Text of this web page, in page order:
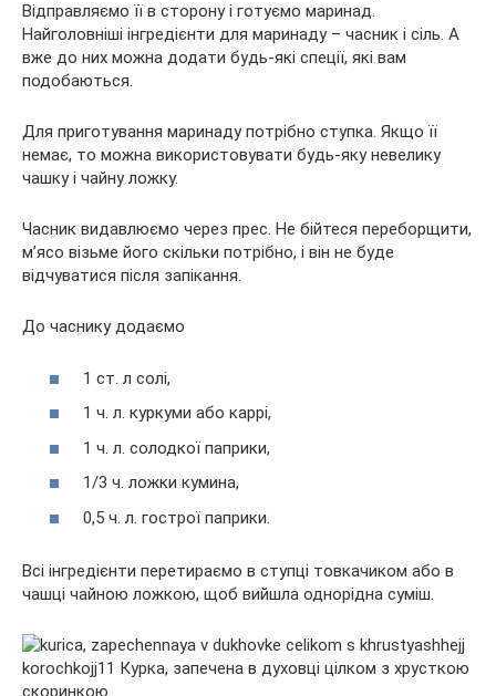
Відправляємо її в сторону і готуємо маринад.
Найголовніші інгредієнти для маринаду – часник і сіль. А
вже до них можна додати будь-які спеції, які вам
подобаються.
Для приготування маринаду потрібно ступка. Якщо її
немає, то можна використовувати будь-яку невелику
чашку і чайну ложку.
Часник видавлюємо через прес. Не бійтеся переборщити,
м’ясо візьме його скільки потрібно, і він не буде
відчуватися після запікання.
До часнику додаємо
1 ст. л солі,
1 ч. л. куркуми або каррі,
1 ч. л. солодкої паприки,
1/3 ч. ложки кумина,
0,5 ч. л. гострої паприки.
Всі інгредієнти перетираємо в ступці товкачиком або в
чашці чайною ложкою, щоб вийшла однорідна суміш.